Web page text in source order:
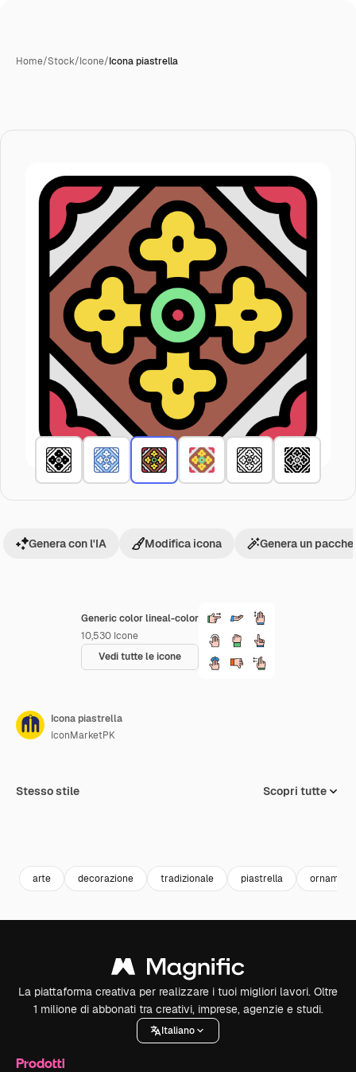
Home/Stock/Icone/Icona piastrella
Generic color lineal-color
10,530 Icone
Vedi tutte le icone
Genera con l'IA Modifica icona Genera un
Icona piastrella
IconMarketPK
Stesso stile Scopri tutte
arte decorazione tradizionale piastrella
La piattaforma creativa per realizzare i tuoi migliori lavori. Oltre
1 milione di abbonati tra creativi, imprese, agenzie e studi.
Italiano
Prodotti